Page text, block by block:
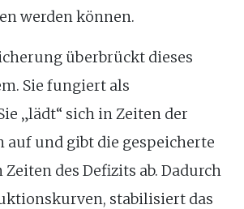
werden können.
überbrückt dieses
Sie fungiert als
„lädt“ sich in Zeiten der
auf und gibt die gespeicherte
des Defizits ab. Dadurch
stabilisiert das